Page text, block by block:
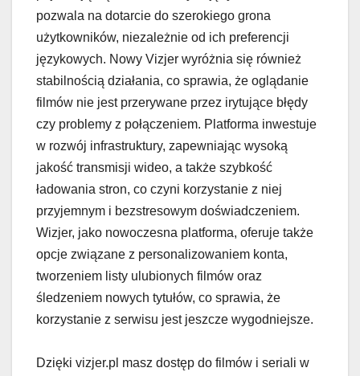
pozwala na dotarcie do szerokiego grona
użytkowników, niezależnie od ich preferencji
językowych. Nowy Vizjer wyróżnia się również
stabilnością działania, co sprawia, że oglądanie
filmów nie jest przerywane przez irytujące błędy
czy problemy z połączeniem. Platforma inwestuje
w rozwój infrastruktury, zapewniając wysoką
jakość transmisji wideo, a także szybkość
ładowania stron, co czyni korzystanie z niej
przyjemnym i bezstresowym doświadczeniem.
Wizjer, jako nowoczesna platforma, oferuje także
opcje związane z personalizowaniem konta,
tworzeniem listy ulubionych filmów oraz
śledzeniem nowych tytułów, co sprawia, że
korzystanie z serwisu jest jeszcze wygodniejsze.
Dzięki vizjer.pl masz dostęp do filmów i seriali w